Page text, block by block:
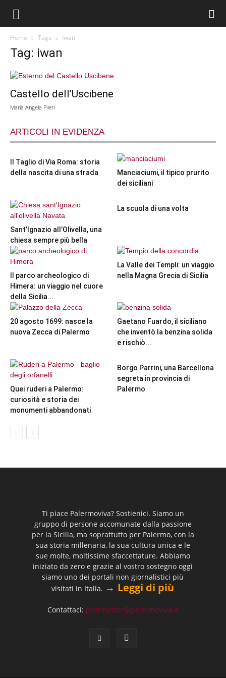
Home Tags Iwan
Tag: iwan
Castello dell’Uscibene
Maria Angela Pileri
ARTICOLI IN EVIDENZA
Il Taglio di Via Roma: storia
della nascita di una strada
Manciaciumi, il tipico prurito
dei siciliani
Sant’Ignazio all’Olivella, una
chiesa sempre più bella
La scuola di una volta
Il parco archeologico di
Himera: un viaggio nel cuore
della Sicilia...
La Valle dei Templi: un viaggio
nella Magna Grecia di Sicilia
20 agosto 1699: nasce la
nuova Zecca di Palermo
Gaetano Fuardo, il siciliano
che inventò la benzina solida
e rischiò...
Quei ruderi a Palermo:
curiosità e storia dei
monumenti abbandonati
Borgo Parrini, una Barcellona
segreta in provincia di
Palermo
Ti piace Palermoviva? Sostienici. Siamo un
gruppo di persone accomunate dalla passione
per la Sicilia, ma soprattutto per Palermo, con la
sua storia millenaria, la sua cultura unica e le
sue molte, moltissime sfaccettature. Abbiamo
iniziato da zero e grazie al vostro sostegno oggi
siamo uno dei portali non giornalistici più
visitati in Italia. → Leggi di più
Contattaci: postmaster@palermoviva.it